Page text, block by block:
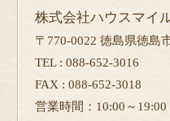
株式会社ハウスマイ
〒770-0022 徳島県徳島
TEL : 088-652-3016
FAX : 088-652-3018
営業時間：10:00～19:00